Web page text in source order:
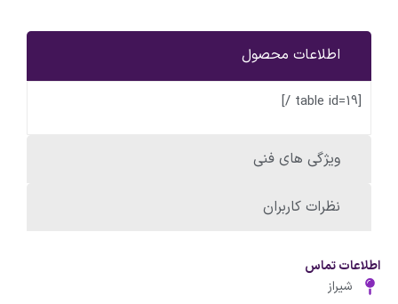
اطلاعات محصول
ویژگی های فنی
نظرات کاربران
[table id=19 /]
اطلاعات تماس
شیراز